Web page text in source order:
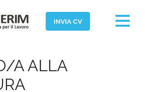
INVIA CV
Toggle
A ALLA